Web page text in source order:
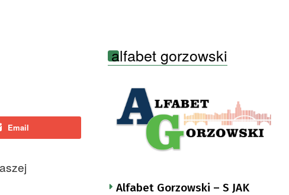
Email
alfabet gorzowski
Alfabet Gorzowski – S JAK